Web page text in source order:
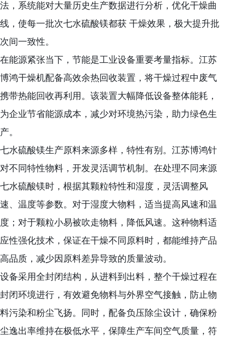
法，系统能对大量历史生产数据进行分析，优化干燥曲
线，使每一批次七水硫酸镁都获 干燥效果，极大提升批
次间一致性。
在能源紧张当下，节能是工业设备重要考量指标。江苏
博鸿干燥机配备高效余热回收装置，将干燥过程中废气
携带热能回收再利用。该装置大幅降低设备整体能耗，
为企业节省能源成本，减少对环境热污染，助力绿色生
产。
七水硫酸镁生产原料来源多样，特性有别。江苏博鸿针
对不同特性物料，开发灵活调节机制。在处理不同来源
七水硫酸镁时，根据其颗粒特性和湿度，灵活调整风
速、温度等参数。对于湿度大物料，适当提高风速和温
度；对于颗粒小易被吹走物料，降低风速。这种物料适
应性强化技术，保证在干燥不同原料时，都能维持产品
高品质，减少因原料差异导致的质量波动。
设备采用全封闭结构，从进料到出料，整个干燥过程在
封闭环境进行，有效避免物料与外界空气接触，防止物
料污染和粉尘飞扬。同时，配备负压除尘设计，确保粉
尘逸出率维持在极低水平，保障生产车间空气质量，符